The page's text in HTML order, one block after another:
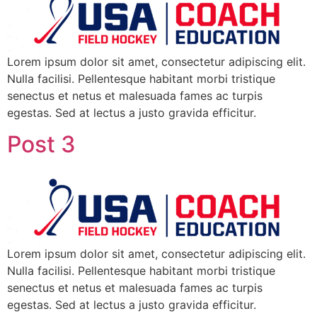
Lorem ipsum dolor sit amet, consectetur adipiscing elit.
Nulla facilisi. Pellentesque habitant morbi tristique
senectus et netus et malesuada fames ac turpis
egestas. Sed at lectus a justo gravida efficitur.
Post 3
Lorem ipsum dolor sit amet, consectetur adipiscing elit.
Nulla facilisi. Pellentesque habitant morbi tristique
senectus et netus et malesuada fames ac turpis
egestas. Sed at lectus a justo gravida efficitur.